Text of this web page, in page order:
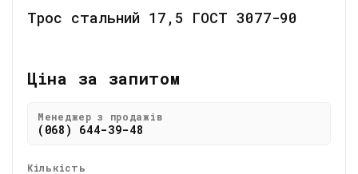
Трос стальний 17,5 ГОСТ 3077-90
Ціна за запитом
Менеджер з продажів
(068) 644-39-48
Кількість